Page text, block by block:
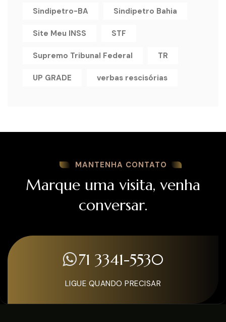
Sindipetro-BA Sindipetro Bahia
Site Meu INSS STF
Supremo Tribunal Federal TR
UP GRADE verbas rescisórias
MANTENHA CONTATO
Marque uma visita, venha
conversar.
71 3341-5530
LIGUE QUANDO PRECISAR